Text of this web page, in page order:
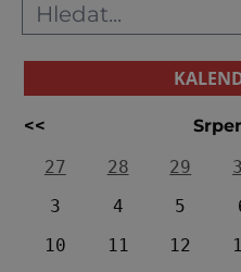
král Přemysl
<<
27
28 29
3
4 5
10
11 12